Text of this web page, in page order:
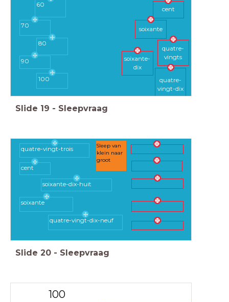
cent
soixante
quatre-
vingts
soixante-
dix
quatre-
vingt-dix
60
70
80
90
100
Slide 19 - Sleepvraag
Sleep van
klein naar
groot
soixante
soixante-dix-huit
quatre-vingt-trois
quatre-vingt-dix-neuf
cent
Slide 20 - Sleepvraag
100